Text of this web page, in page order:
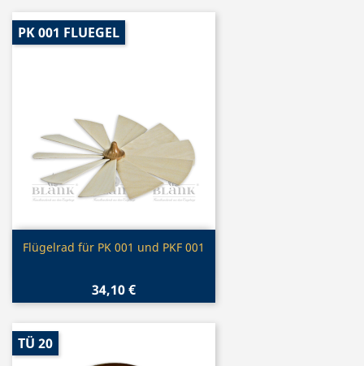
Vorschau
Flügelrad für PK 001 und PKF 001
34,10 €
PK 001 FLUEGEL
TÜ 20